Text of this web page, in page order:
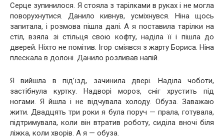
Серце зупинилося. Я стояла з тарілками в руках і не могла
поворухнутися. Данило кивнув, усміхнувся. Ніна щось
запитала, і розмова пішла далі. А я поставила тарілки на
стіл, взяла зі стільця свою кофту, наділа її і пішла до
дверей. Ніхто не помітив. Ігор сміявся з жарту Бориса. Ніна
плескала в долоні. Данило розливав напій.
Я вийшла в під’їзд, зачинила двері. Наділа чоботи,
застібнула куртку. Надворі мороз, сніг хрустить під
ногами. Я йшла і не відчувала холоду. Обуза. Заважаю
жити. Двадцять три роки я була поруч — прала, готувала,
підтримувала, коли він втратив роботу, сиділа вночі біля
ліжка, коли хворів. А я — обуза.